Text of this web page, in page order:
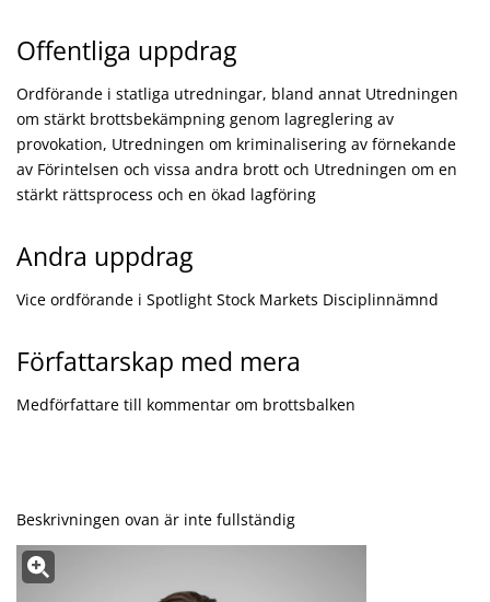
Offentliga uppdrag
Ordförande i statliga utredningar, bland annat Utredningen
om stärkt brottsbekämpning genom lagreglering av
provokation, Utredningen om kriminalisering av förnekande
av Förintelsen och vissa andra brott och Utredningen om en
stärkt rättsprocess och en ökad lagföring
Andra uppdrag
Vice ordförande i Spotlight Stock Markets Disciplinnämnd
Författarskap med mera
Medförfattare till kommentar om brottsbalken
Beskrivningen ovan är inte fullständig